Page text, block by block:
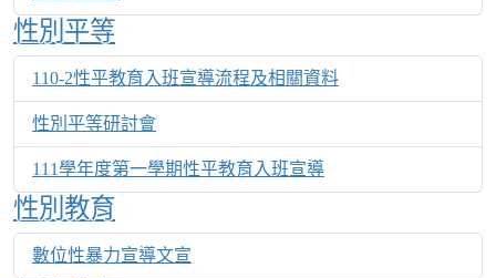
性別平等
110-2性平教育入班宣導流程及相關資料
性別平等研討會
111學年度第一學期性平教育入班宣導
性別教育
數位性暴力宣導文宣